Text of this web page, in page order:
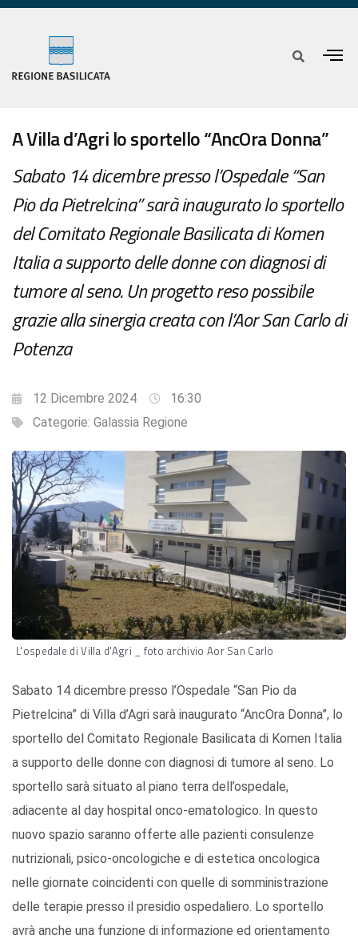
A Villa d’Agri lo sportello “AncOra Donna”
Sabato 14 dicembre presso l’Ospedale “San
Pio da Pietrelcina” sarà inaugurato lo sportello
del Comitato Regionale Basilicata di Komen
Italia a supporto delle donne con diagnosi di
tumore al seno. Un progetto reso possibile
grazie alla sinergia creata con l’Aor San Carlo di
Potenza
12 Dicembre 2024
16:30
Categorie: Galassia Regione
L'ospedale di Villa d'Agri _ foto archivio Aor San Carlo
Sabato 14 dicembre presso l’Ospedale “San Pio da
Pietrelcina” di Villa d’Agri sarà inaugurato “AncOra Donna”, lo
sportello del Comitato Regionale Basilicata di Komen Italia
a supporto delle donne con diagnosi di tumore al seno. Lo
sportello sarà situato al piano terra dell’ospedale,
adiacente al day hospital onco-ematologico. In questo
nuovo spazio saranno offerte alle pazienti consulenze
nutrizionali, psico-oncologiche e di estetica oncologica
nelle giornate coincidenti con quelle di somministrazione
delle terapie presso il presidio ospedaliero. Lo sportello
avrà anche una funzione di informazione ed orientamento